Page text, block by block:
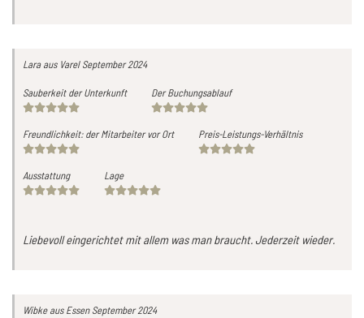
Laraaus Varel September 2024
Sauberkeit der Unterkunft Der Buchungsablauf
Freundlichkeit: der Mitarbeiter vor Ort Preis-Leistungs-Verhältnis
Ausstattung Lage
Liebevoll eingerichtet mit allem was man braucht. Jederzeit wieder.
Wibkeaus Essen September 2024